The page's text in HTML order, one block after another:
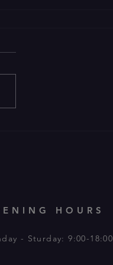
HOURS
- Sturday: 9:00-18:00